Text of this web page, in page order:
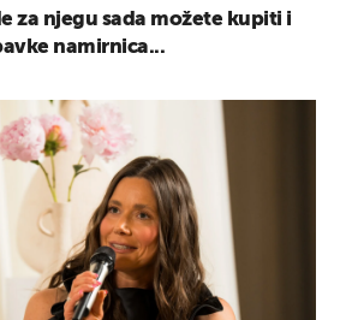
za njegu sada možete kupiti i
namirnica...